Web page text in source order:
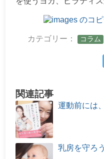
カテゴリー： コラム
関連記事
運動前には
乳房を守ろ